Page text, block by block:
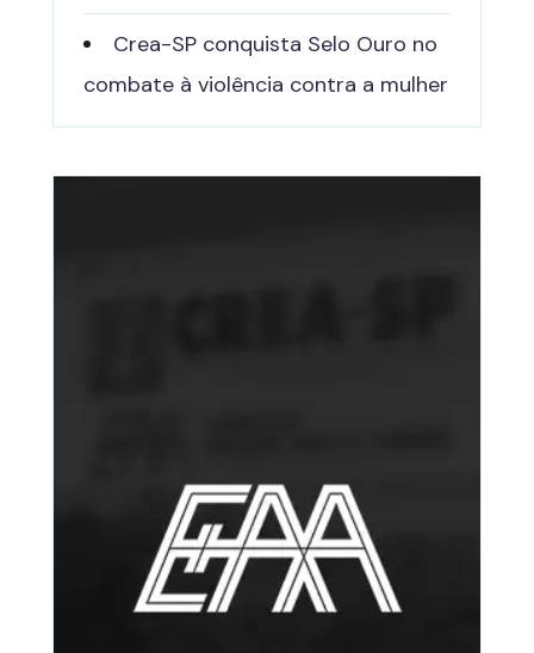
Crea-SP conquista Selo Ouro no
combate à violência contra a mulher